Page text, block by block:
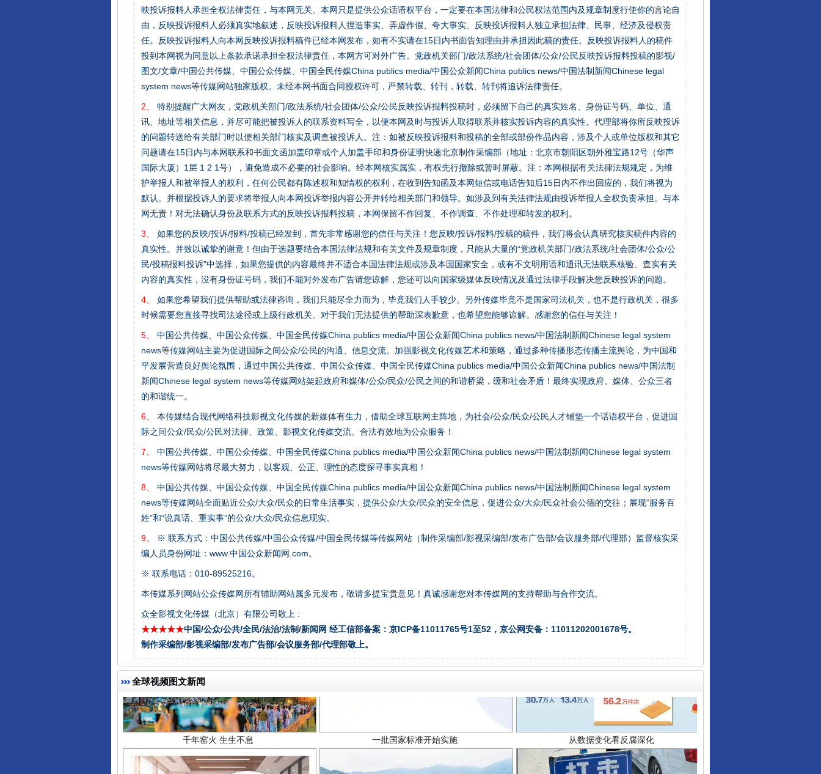
映投诉报料人承担全权法律责任，与本网无关。本网只是提供公众话语权平台，一定要在本国法律和公民权法范围内及规章制度行使你的言论自
由，反映投诉报料人必须真实地叙述，反映投诉报料人捏造事实、弄虚作假、夸大事实、反映投诉报料人独立承担法律、民事、经济及侵权责
任。反映投诉报料人向本网反映投诉报料稿件已经本网发布，如有不实请在15日内书面告知理由并承担因此稿的责任。反映投诉报料人的稿件
投到本网视为同意以上条款承诺承担全权法律责任，本网方可对外广告。党政机关部门/政法系统/社会团体/公众/公民反映投诉报料投稿的影视/
图文/文章/中国公共传媒、中国公众传媒、中国全民传媒China publics media/中国公众新闻China publics news/中国法制新闻Chinese legal
system news等传媒网站独家版权。未经本网书面合同授权许可，严禁转载、转刊，转载、转刊将追诉法律责任。
2、
特别提醒广大网友，党政机关部门/政法系统/社会团体/公众/公民反映投诉报料投稿时，必须留下自己的真实姓名、身份证号码、单位、通
讯、地址等相关信息，并尽可能把被投诉人的联系资料写全，以便本网及时与投诉人取得联系并核实投诉内容的真实性。代理部将你所反映投诉
的问题转送给有关部门时以便相关部门核实及调查被投诉人。注：如被反映投诉报料和投稿的全部或部份作品内容，涉及个人或单位版权和其它
问题请在15日内与本网联系和书面文函加盖印章或个人加盖手印和身份证明快递北京制作采编部（地址：北京市朝阳区朝外雅宝路12号（华声
国际大厦）1层 1 2 1号），避免造成不必要的社会影响。经本网核实属实，有权先行撤除或暂时屏蔽。注：本网根据有关法律法规规定，为维
护举报人和被举报人的权利，任何公民都有陈述权和知情权的权利，在收到告知函及本网短信或电话告知后15日内不作出回应的，我们将视为
默认。并根据投诉人的要求将举报人向本网投诉举报内容公开并转给相关部门和领导。如涉及到有关法律法规由投诉举报人全权负责承担。与本
网无责！对无法确认身份及联系方式的反映投诉报料投稿，本网保留不作回复、不作调查、不作处理和转发的权利。
3、
如果您的反映/投诉/报料/投稿已经发到，首先非常感谢您的信任与关注！您反映/投诉/报料/投稿的稿件，我们将会认真研究核实稿件内容的
真实性。并致以诚挚的谢意！但由于选题要结合本国法律法规和有关文件及规章制度，只能从大量的“党政机关部门/政法系统/社会团体/公众/公
民/投稿报料投诉”中选择，如果您提供的内容最终并不适合本国法律法规或涉及本国国家安全，或有不文明用语和通讯无法联系核验、查实有关
内容的真实性，没有身份证号码，我们不能对外发布广告请您谅解，您还可以向国家级媒体反映情况及通过法律手段解决您反映投诉的问题。
4、
如果您希望我们提供帮助或法律咨询，我们只能尽全力而为，毕竟我们人手较少。另外传媒毕竟不是国家司法机关，也不是行政机关，很多
时候需要您直接寻找司法途径或上级行政机关。对于我们无法提供的帮助深表歉意，也希望您能够谅解。感谢您的信任与关注！
5、
中国公共传媒、中国公众传媒、中国全民传媒China publics media/中国公众新闻China publics news/中国法制新闻Chinese legal system
news等传媒网站主要为促进国际之间公众/公民的沟通、信息交流。加强影视文化传媒艺术和策略，通过多种传播形态传播主流舆论，为中国和
平发展营造良好舆论氛围，通过中国公共传媒、中国公众传媒、中国全民传媒China publics media/中国公众新闻China publics news/中国法制
新闻Chinese legal system news等传媒网站架起政府和媒体/公众/民众/公民之间的和谐桥梁，缓和社会矛盾！最终实现政府、媒体、公众三者
的和谐统一。
6、
本传媒结合现代网络科技影视文化传媒的新媒体有生力，借助全球互联网主阵地，为社会/公众/民众/公民人才铺垫一个话语权平台，促进国
际之间公众/民众/公民对法律、政策、影视文化传媒交流。合法有效地为公众服务！
7、
中国公共传媒、中国公众传媒、中国全民传媒China publics media/中国公众新闻China publics news/中国法制新闻Chinese legal system
news等传媒网站将尽最大努力，以客观、公正、理性的态度探寻事实真相！
8、
中国公共传媒、中国公众传媒、中国全民传媒China publics media/中国公众新闻China publics news/中国法制新闻Chinese legal system
news等传媒网站全面贴近公众/大众/民众的日常生活事实，提供公众/大众/民众的安全信息，促进公众/大众/民众社会公德的交往；展现“服务百
姓”和“说真话、重实事”的公众/大众/民众信息现实。
9、
※ 联系方式：中国公共传媒/中国公众传媒/中国全民传媒等传媒网站（制作采编部/影视采编部/发布广告部/会议服务部/代理部）监督核实采
编人员身份网址：www.中国公众新闻网.com。
※ 联系电话：010-89525216。
本传媒系列网站公众传媒网所有辅助网站属多元发布，敬请多提宝贵意见！真诚感谢您对本传媒网的支持帮助与合作交流。
众全影视文化传媒（北京）有限公司敬上 :
★★★★★中国/公众/公共/全民/法治/法制/新闻网 经工信部备案：京ICP备11011765号1至52，京公网安备：11011202001678号。
制作采编部/影视采编部/发布广告部/会议服务部/代理部敬上。
全球视频图文新闻
完善运行机制助力责任有效落实 一纸欠条伤亲情 巡回调解促和解.. 行业协会接连发公告
东山县通报“牛蛙产品抗生素超标问题” 法徽映军营 权益有保障 让核能赋能千行百业
千年窑火 生生不息 一批国家标准开始实施 从数据变化看反腐深化